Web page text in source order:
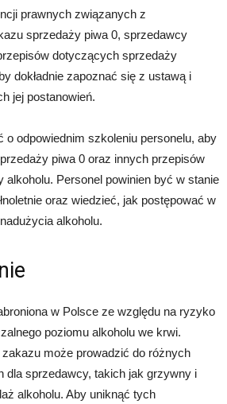
prawnych związanych z
sprzedaży piwa 0, sprzedawcy
dotyczących sprzedaży
dokładnie zapoznać się z ustawą i
jej postanowień.
o odpowiednim szkoleniu personelu, aby
piwa 0 oraz innych przepisów
Personel powinien być w stanie
oraz wiedzieć, jak postępować w
alkoholu.
w Polsce ze względu na ryzyko
poziomu alkoholu we krwi.
może prowadzić do różnych
dla sprzedawcy, takich jak grzywny i
alkoholu. Aby uniknąć tych